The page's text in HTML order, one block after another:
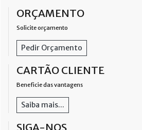
ORÇAMENTO
Solicite orçamento
Pedir Orçamento
CARTÃO CLIENTE
Beneficie das vantagens
Saiba mais...
SIGA-NOS